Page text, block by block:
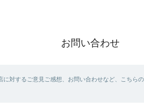
お問い合わせ
に対するご意見ご感想、お問い合わせなど、こちら